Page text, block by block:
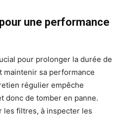
une performance
pour prolonger la durée de
sa performance
régulier empêche
donc de tomber en panne.
les filtres, à inspecter les